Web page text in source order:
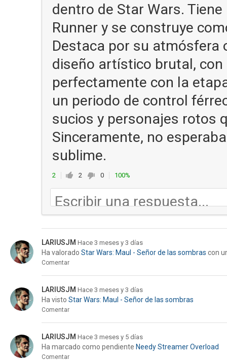
dentro de Star Wars.
Runner y se construye
Destaca por su atmósfera
diseño artístico brutal,
perfectamente con la
un periodo de control
sucios y personajes rotos
Sinceramente, no
sublime.
2 2 0 100%
LARIUSJM Hace 3 meses y 3 días
Ha valorado Star Wars: Maul - Señor de las sombras con
Comentar
LARIUSJM Hace 3 meses y 3 días
Ha visto Star Wars: Maul - Señor de las sombras
Comentar
LARIUSJM Hace 3 meses y 5 días
Ha marcado como pendiente Needy Streamer Overload
Comentar